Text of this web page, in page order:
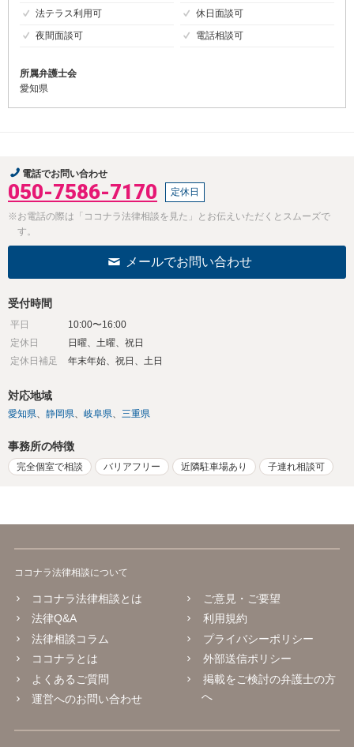
法テラス利用可
休日面談可
夜間面談可
電話相談可
所属弁護士会
愛知県
電話でお問い合わせ
050-7586-7170 定休日
※お電話の際は「ココナラ法律相談を見た」とお伝えいただくとスムーズで
す。
メールでお問い合わせ
受付時間
平日
10:00〜16:00
定休日
日曜、土曜、祝日
定休日補足
年末年始、祝日、土日
対応地域
愛知県 静岡県 岐阜県 三重県
事務所の特徴
完全個室で相談 バリアフリー 近隣駐車場あり 子連れ相談可
ココナラ法律相談について
ココナラ法律相談とは
法律Q&A
法律相談コラム
ココナラとは
よくあるご質問
運営へのお問い合わせ
ご意見・ご要望
利用規約
プライバシーポリシー
外部送信ポリシー
掲載をご検討の弁護士の方
へ